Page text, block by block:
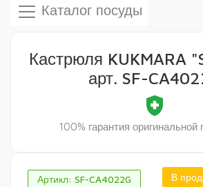
Каталог посуды
Артикл: SF-CA4022G В
Кастрюля KUKMARA
арт. SF-
health_and_safety
100% гарантия оригинальной